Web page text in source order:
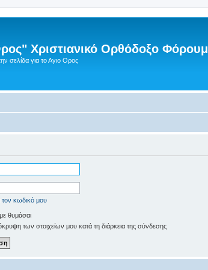
Χριστιανικό Ορθόδοξο Φόρουμ
σελίδα για το Αγιο Ορος
κωδικό μου
θυμάσαι
των στοιχείων μου κατά τη διάρκεια της σύνδεσης